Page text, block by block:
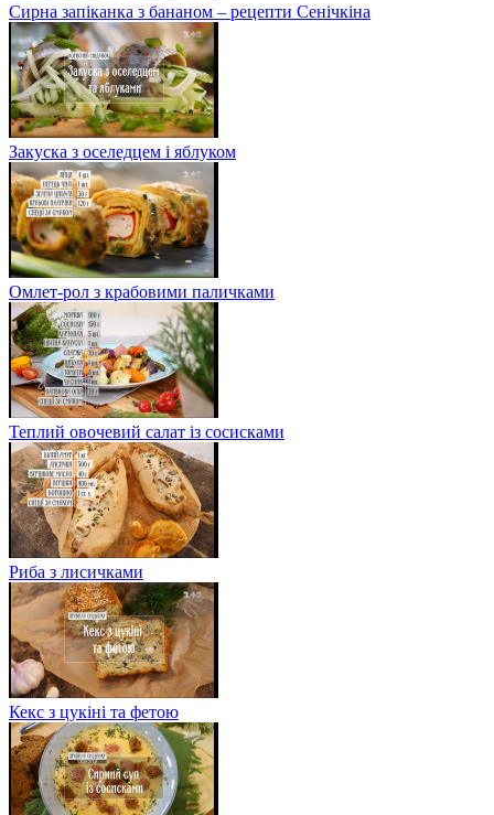
Сирна запіканка з бананом – рецепти Сенічкіна
Закуска з оселедцем і яблуком
Омлет-рол з крабовими паличками
Теплий овочевий салат із сосисками
Риба з лисичками
Кекс з цукіні та фетою